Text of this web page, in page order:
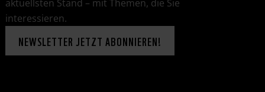
aktuellsten Stand – mit Themen, die Sie
interessieren.
NEWSLETTER JETZT ABONNIEREN!